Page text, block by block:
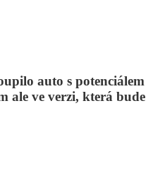
auto s potenciálem
ale ve verzi, která bude